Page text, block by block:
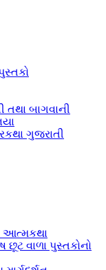
તથા બાગવાની
ગુજરાતી
આત્મકથા
છૂટ વાળા પુસ્તકોનો